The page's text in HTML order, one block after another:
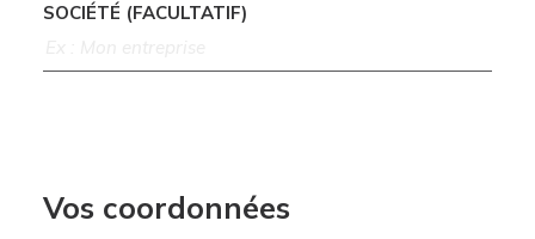
SOCIÉTÉ (FACULTATIF)
Vos coordonnées